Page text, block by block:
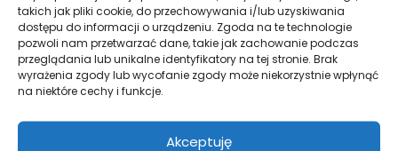
takich jak pliki cookie, do przechowywania i/lub uzyskiwania
dostępu do informacji o urządzeniu. Zgoda na te technologie
pozwoli nam przetwarzać dane, takie jak zachowanie podczas
przeglądania lub unikalne identyfikatory na tej stronie. Brak
wyrażenia zgody lub wycofanie zgody może niekorzystnie wpłynąć
na niektóre cechy i funkcje.
Akceptuję
Keep me signed in Forgot Password?